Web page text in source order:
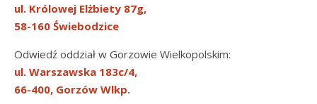
ul. Królowej Elżbiety 87g,
58-160 Świebodzice
Odwiedź oddział w Gorzowie Wielkopolskim:
ul. Warszawska 183c/4,
66-400, Gorzów Wlkp.